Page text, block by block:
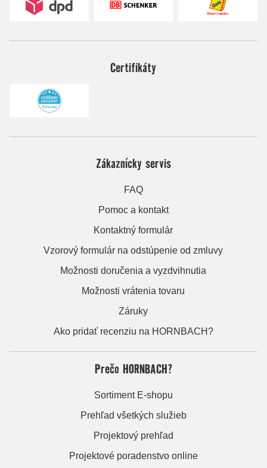
Certifikáty
Zákaznícky servis
FAQ
Pomoc a kontakt
Kontaktný formulár
Vzorový formulár na odstúpenie od zmluvy
Možnosti doručenia a vyzdvihnutia
Možnosti vrátenia tovaru
Záruky
Ako pridať recenziu na HORNBACH?
Prečo HORNBACH?
Sortiment E-shopu
Prehľad všetkých služieb
Projektový prehľad
Projektové poradenstvo online